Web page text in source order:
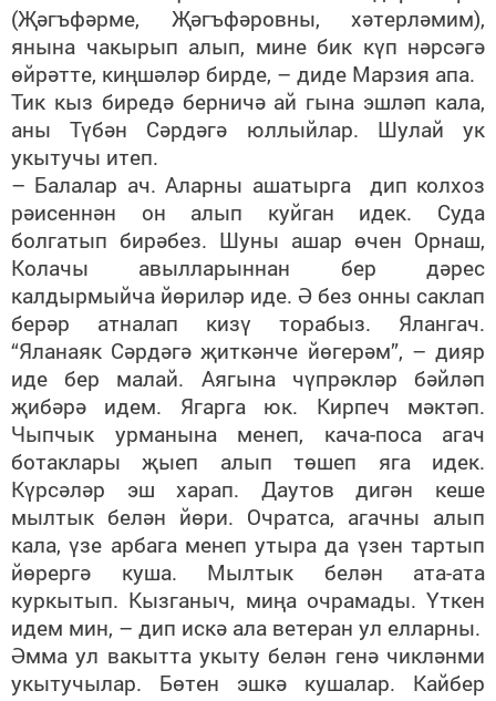
(Җәгъфәрме, Җәгъфәровны, хәтерләмим),
янына чакырып алып, мине бик күп нәрсәгә
өйрәтте, киңшәләр бирде, – диде Марзия апа.
Тик кыз биредә берничә ай гына эшләп кала,
аны Түбән Сәрдәгә юллыйлар. Шулай ук
укытучы итеп.
– Балалар ач. Аларны ашатырга дип колхоз
рәисеннән он алып куйган идек. Суда
болгатып бирәбез. Шуны ашар өчен Орнаш,
Колачы авылларыннан бер дәрес
калдырмыйча йөриләр иде. Ә без онны саклап
берәр атналап кизү торабыз. Ялангач.
“Яланаяк Сәрдәгә җиткәнче йөгерәм”, – дияр
иде бер малай. Аягына чүпрәкләр бәйләп
җибәрә идем. Ягарга юк. Кирпеч мәктәп.
Чыпчык урманына менеп, кача-поса агач
ботаклары җыеп алып төшеп яга идек.
Күрсәләр эш харап. Даутов дигән кеше
мылтык белән йөри. Очратса, агачны алып
кала, үзе арбага менеп утыра да үзен тартып
йөрергә куша. Мылтык белән ата-ата
куркытып. Кызганыч, миңа очрамады. Үткен
идем мин, – дип искә ала ветеран ул елларны.
Әмма ул вакытта укыту белән генә чикләнми
укытучылар. Бөтен эшкә кушалар. Кайбер